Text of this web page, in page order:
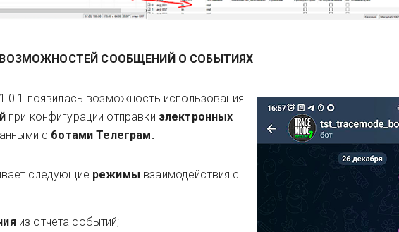
ВОЗМОЖНОСТЕЙ СООБЩЕНИЙ О СОБЫТИЯХ
появилась возможность использования
при конфигурации отправки электронных
с ботами Телеграм.
следующие режимы взаимодействия с
из отчета событий;